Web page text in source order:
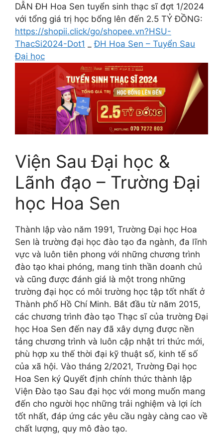
DẪN ĐH Hoa Sen tuyển sinh thạc sĩ đợt 1/2024
với tổng giá trị học bổng lên đến 2.5 TỶ ĐỒNG:
https://shopii.click/go/shopee.vn?HSU-
ThacSi2024-Dot1 _ĐH Hoa Sen – Tuyển Sau
Đại học
Viện Sau Đại học &
Lãnh đạo – Trường Đại
học Hoa Sen
Thành lập vào năm 1991, Trường Đại học Hoa
Sen là trường đại học đào tạo đa ngành, đa lĩnh
vực và luôn tiên phong với những chương trình
đào tạo khai phóng, mang tinh thần doanh chủ
và cũng được đánh giá là một trong những
trường đại học có môi trường học tập tốt nhất ở
Thành phố Hồ Chí Minh. Bắt đầu từ năm 2015,
các chương trình đào tạo Thạc sĩ của trường Đại
học Hoa Sen đến nay đã xây dựng được nền
tảng chương trình và luôn cập nhật tri thức mới,
phù hợp xu thế thời đại kỹ thuật số, kinh tế số
của xã hội. Vào tháng 2/2021, Trường Đại học
Hoa Sen ký Quyết định chính thức thành lập
Viện Đào tạo Sau đại học với mong muốn mang
đến cho người học những trải nghiệm và lợi ích
tốt nhất, đáp ứng các yêu cầu ngày càng cao về
chất lượng, quy mô đào tạo.